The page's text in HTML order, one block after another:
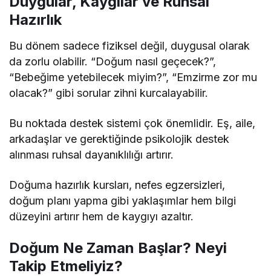
Hazırlık
Bu dönem sadece fiziksel değil, duygusal olarak
da zorlu olabilir. “Doğum nasıl geçecek?”,
“Bebeğime yetebilecek miyim?”, “Emzirme zor mu
olacak?” gibi sorular zihni kurcalayabilir.
Bu noktada destek sistemi çok önemlidir. Eş, aile,
arkadaşlar ve gerektiğinde psikolojik destek
alınması ruhsal dayanıklılığı artırır.
Doğuma hazırlık kursları, nefes egzersizleri,
doğum planı yapma gibi yaklaşımlar hem bilgi
düzeyini artırır hem de kaygıyı azaltır.
Doğum Ne Zaman Başlar? Neyi
Takip Etmeliyiz?